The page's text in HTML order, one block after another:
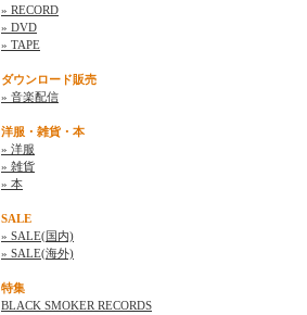
» RECORD
» DVD
» TAPE
ダウンロード販売
» 音楽配信
洋服・雑貨・本
» 洋服
» 雑貨
» 本
SALE
» SALE(国内)
» SALE(海外)
特集
BLACK SMOKER RECORDS